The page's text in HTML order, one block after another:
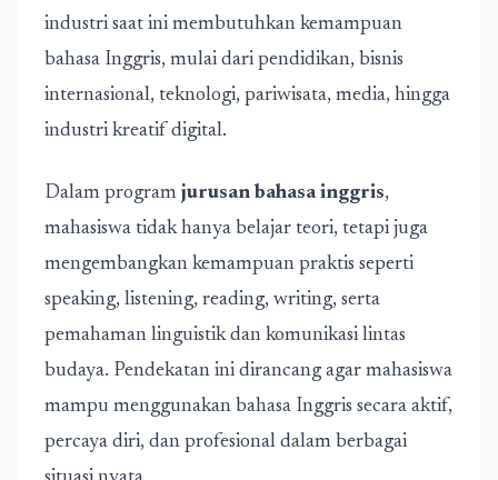
industri saat ini membutuhkan kemampuan
bahasa Inggris, mulai dari pendidikan, bisnis
internasional, teknologi, pariwisata, media, hingga
industri kreatif digital.
Dalam program jurusan bahasa inggris,
mahasiswa tidak hanya belajar teori, tetapi juga
mengembangkan kemampuan praktis seperti
speaking, listening, reading, writing, serta
pemahaman linguistik dan komunikasi lintas
budaya. Pendekatan ini dirancang agar mahasiswa
mampu menggunakan bahasa Inggris secara aktif,
percaya diri, dan profesional dalam berbagai